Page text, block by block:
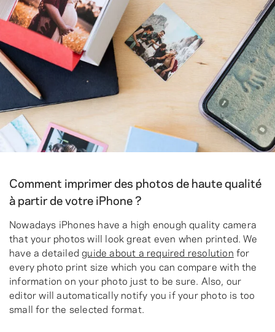
Comment imprimer des photos de haute qualité
à partir de votre iPhone ?
Nowadays iPhones have a high enough quality camera
that your photos will look great even when printed. We
have a detailedguide about a required resolution for
every photo print size which you can compare with the
information on your photo just to be sure. Also, our
editor will automatically notify you if your photo is too
small for the selected format.